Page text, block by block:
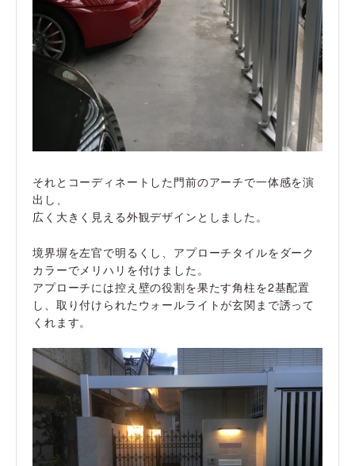
それとコーディネートした門前のアーチで一体感を演
出し、
広く大きく見える外観デザインとしました。
境界塀を左官で明るくし、アプローチタイルをダーク
カラーでメリハリを付けました。
アプローチには控え壁の役割を果たす角柱を2基配置
し、取り付けられたウォールライトが玄関まで誘って
くれます。